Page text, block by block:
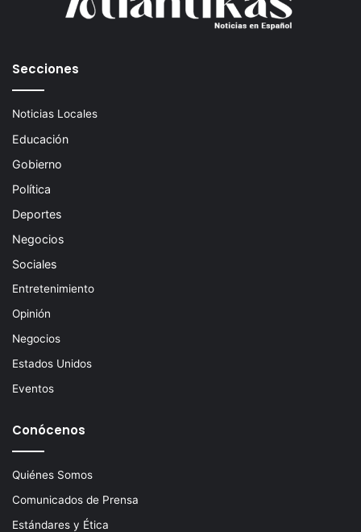
Secciones
Noticias Locales
Educación
Gobierno
Política
Deportes
Negocios
Sociales
Entretenimiento
Opinión
Negocios
Estados Unidos
Eventos
Conócenos
Quiénes Somos
Comunicados de Prensa
Estándares y Ética